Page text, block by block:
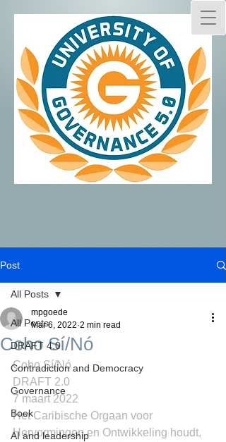
Post
All Posts
DRAFT 4.0
Contradiction and Democracy
Governance
Boek
AI and leadership
All Posts
Coho Sí/Nó
mpgoede
Mar 6, 2022 2 min read
Coho Sí/Nó
DRAFT 2.0
7 maart 2022
Het Caribische Orgaan voor
Hervormingen en Ontwikkeling houdt,